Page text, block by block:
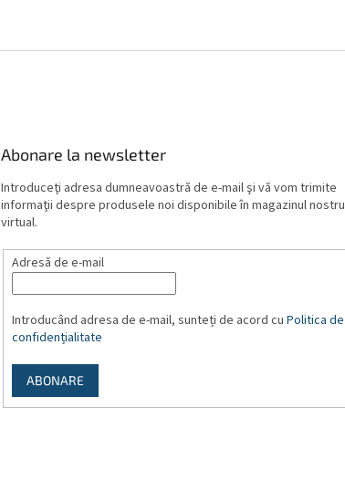
Abonare la newsletter
Introduceţi adresa dumneavoastră de e-mail şi vă vom trimite
informaţii despre produsele noi disponibile în magazinul nostru
virtual.
Adresă de e-mail
Introducând adresa de e-mail, sunteți de acord cu Politica de
confidențialitate
ABONARE